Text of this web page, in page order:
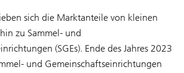
sich die Marktanteile von kleinen
zu Sammel- und
(SGEs). Ende des Jahres 2023
und Gemeinschaftseinrichtungen